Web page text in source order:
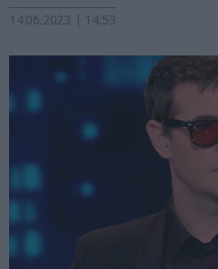
14.06.2023 | 14:53